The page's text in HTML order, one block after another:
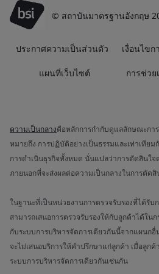
© สถาบันมาตรฐานอังกฤษ
ประกาศความเป็นส่วนตัว เงื่อนไขก
แผนที่เว็บไซต์ การช่วย
ความเป็นกลางคือหลักการกำกับดูแลลักษณะกา
หมายถึง การปฏิบัติอย่างเป็นธรรมและเท่าเทีย
การดำเนินธุรกิจทั้งหมด นั่นแปลว่าการตัดสินใจ
ภายนอกที่จะส่งผลต่อความเป็นกลางในการตัดสิ
ในฐานะที่เป็นหน่วยงานการตรวจรับรองที่ได้รับ
สามารถเสนอการตรวจรับรองให้กับลูกค้าได้ใน
กับระบบการบริหารจัดการเดียวกันนี้จากแผนกอื่
จะไม่เสนอบริการให้คำปรึกษาแก่ลูกค้า เมื่อลูก
ระบบการบริหารจัดการเดียวกันเช่นกัน